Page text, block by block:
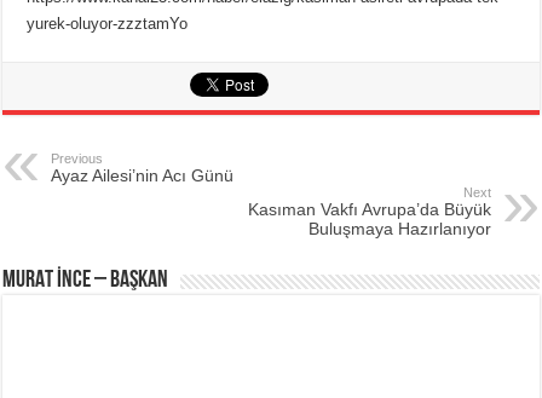
yurek-oluyor-zzztamYo
Previous
Ayaz Ailesi’nin Acı Günü
Next
Kasıman Vakfı Avrupa’da Büyük
Buluşmaya Hazırlanıyor
MURAT İNCE – BAŞKAN